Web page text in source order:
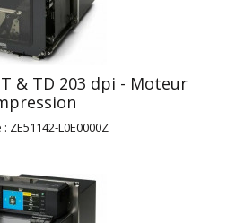
& TD 203 dpi - Moteur
ZE51142-L0E0000Z